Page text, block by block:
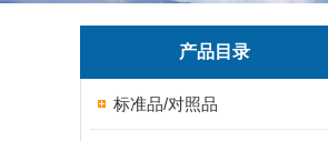
产品目录
标准品/对照品